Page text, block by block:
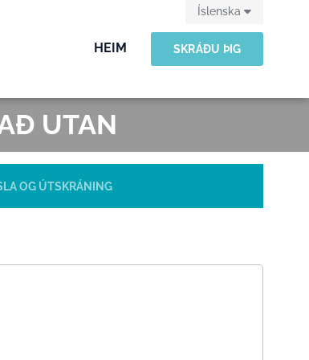
HEIM SKRÁÐU ÞIG
Íslenska
UTAN
OG ÚTSKRÁNING